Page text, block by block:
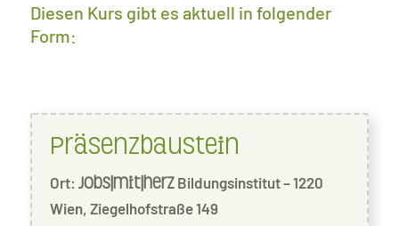
Diesen Kurs gibt es aktuell in folgender
Form:
Präsenzbaustein
Ort: jobs|mit|herzBildungsinstitut – 1220
Wien, Ziegelhofstraße 149